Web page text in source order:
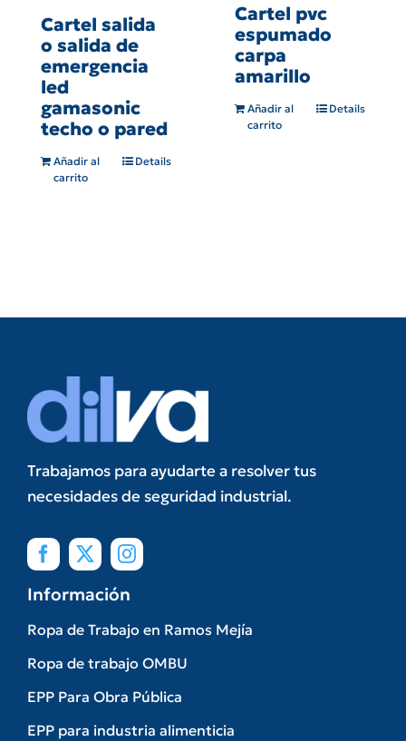
Cartel salida
o salida de
emergencia
led
gamasonic
techo o pared
Añadir al
carrito
Details
Cartel pvc
espumado
carpa
amarillo
Añadir al
carrito
Details
Trabajamos para ayudarte a resolver tus
necesidades de seguridad industrial.
Información
Ropa de Trabajo en Ramos Mejía
Ropa de trabajo OMBU
EPP Para Obra Pública
EPP para industria alimenticia